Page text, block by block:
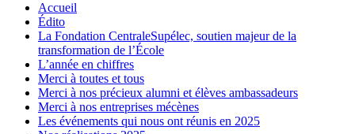
Accueil
Édito
La Fondation CentraleSupélec, soutien majeur de la
transformation de l’École
L’année en chiffres
Merci à toutes et tous
Merci à nos précieux alumni et élèves ambassadeurs
Merci à nos entreprises mécènes
Les événements qui nous ont réunis en 2025